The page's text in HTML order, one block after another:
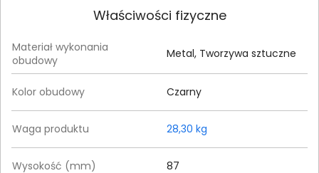
Właściwości fizyczne
Materiał wykonania
obudowy
Metal, Tworzywa sztuczne
Kolor obudowy Czarny
Waga produktu 28,30 kg
Wysokość (mm) 87